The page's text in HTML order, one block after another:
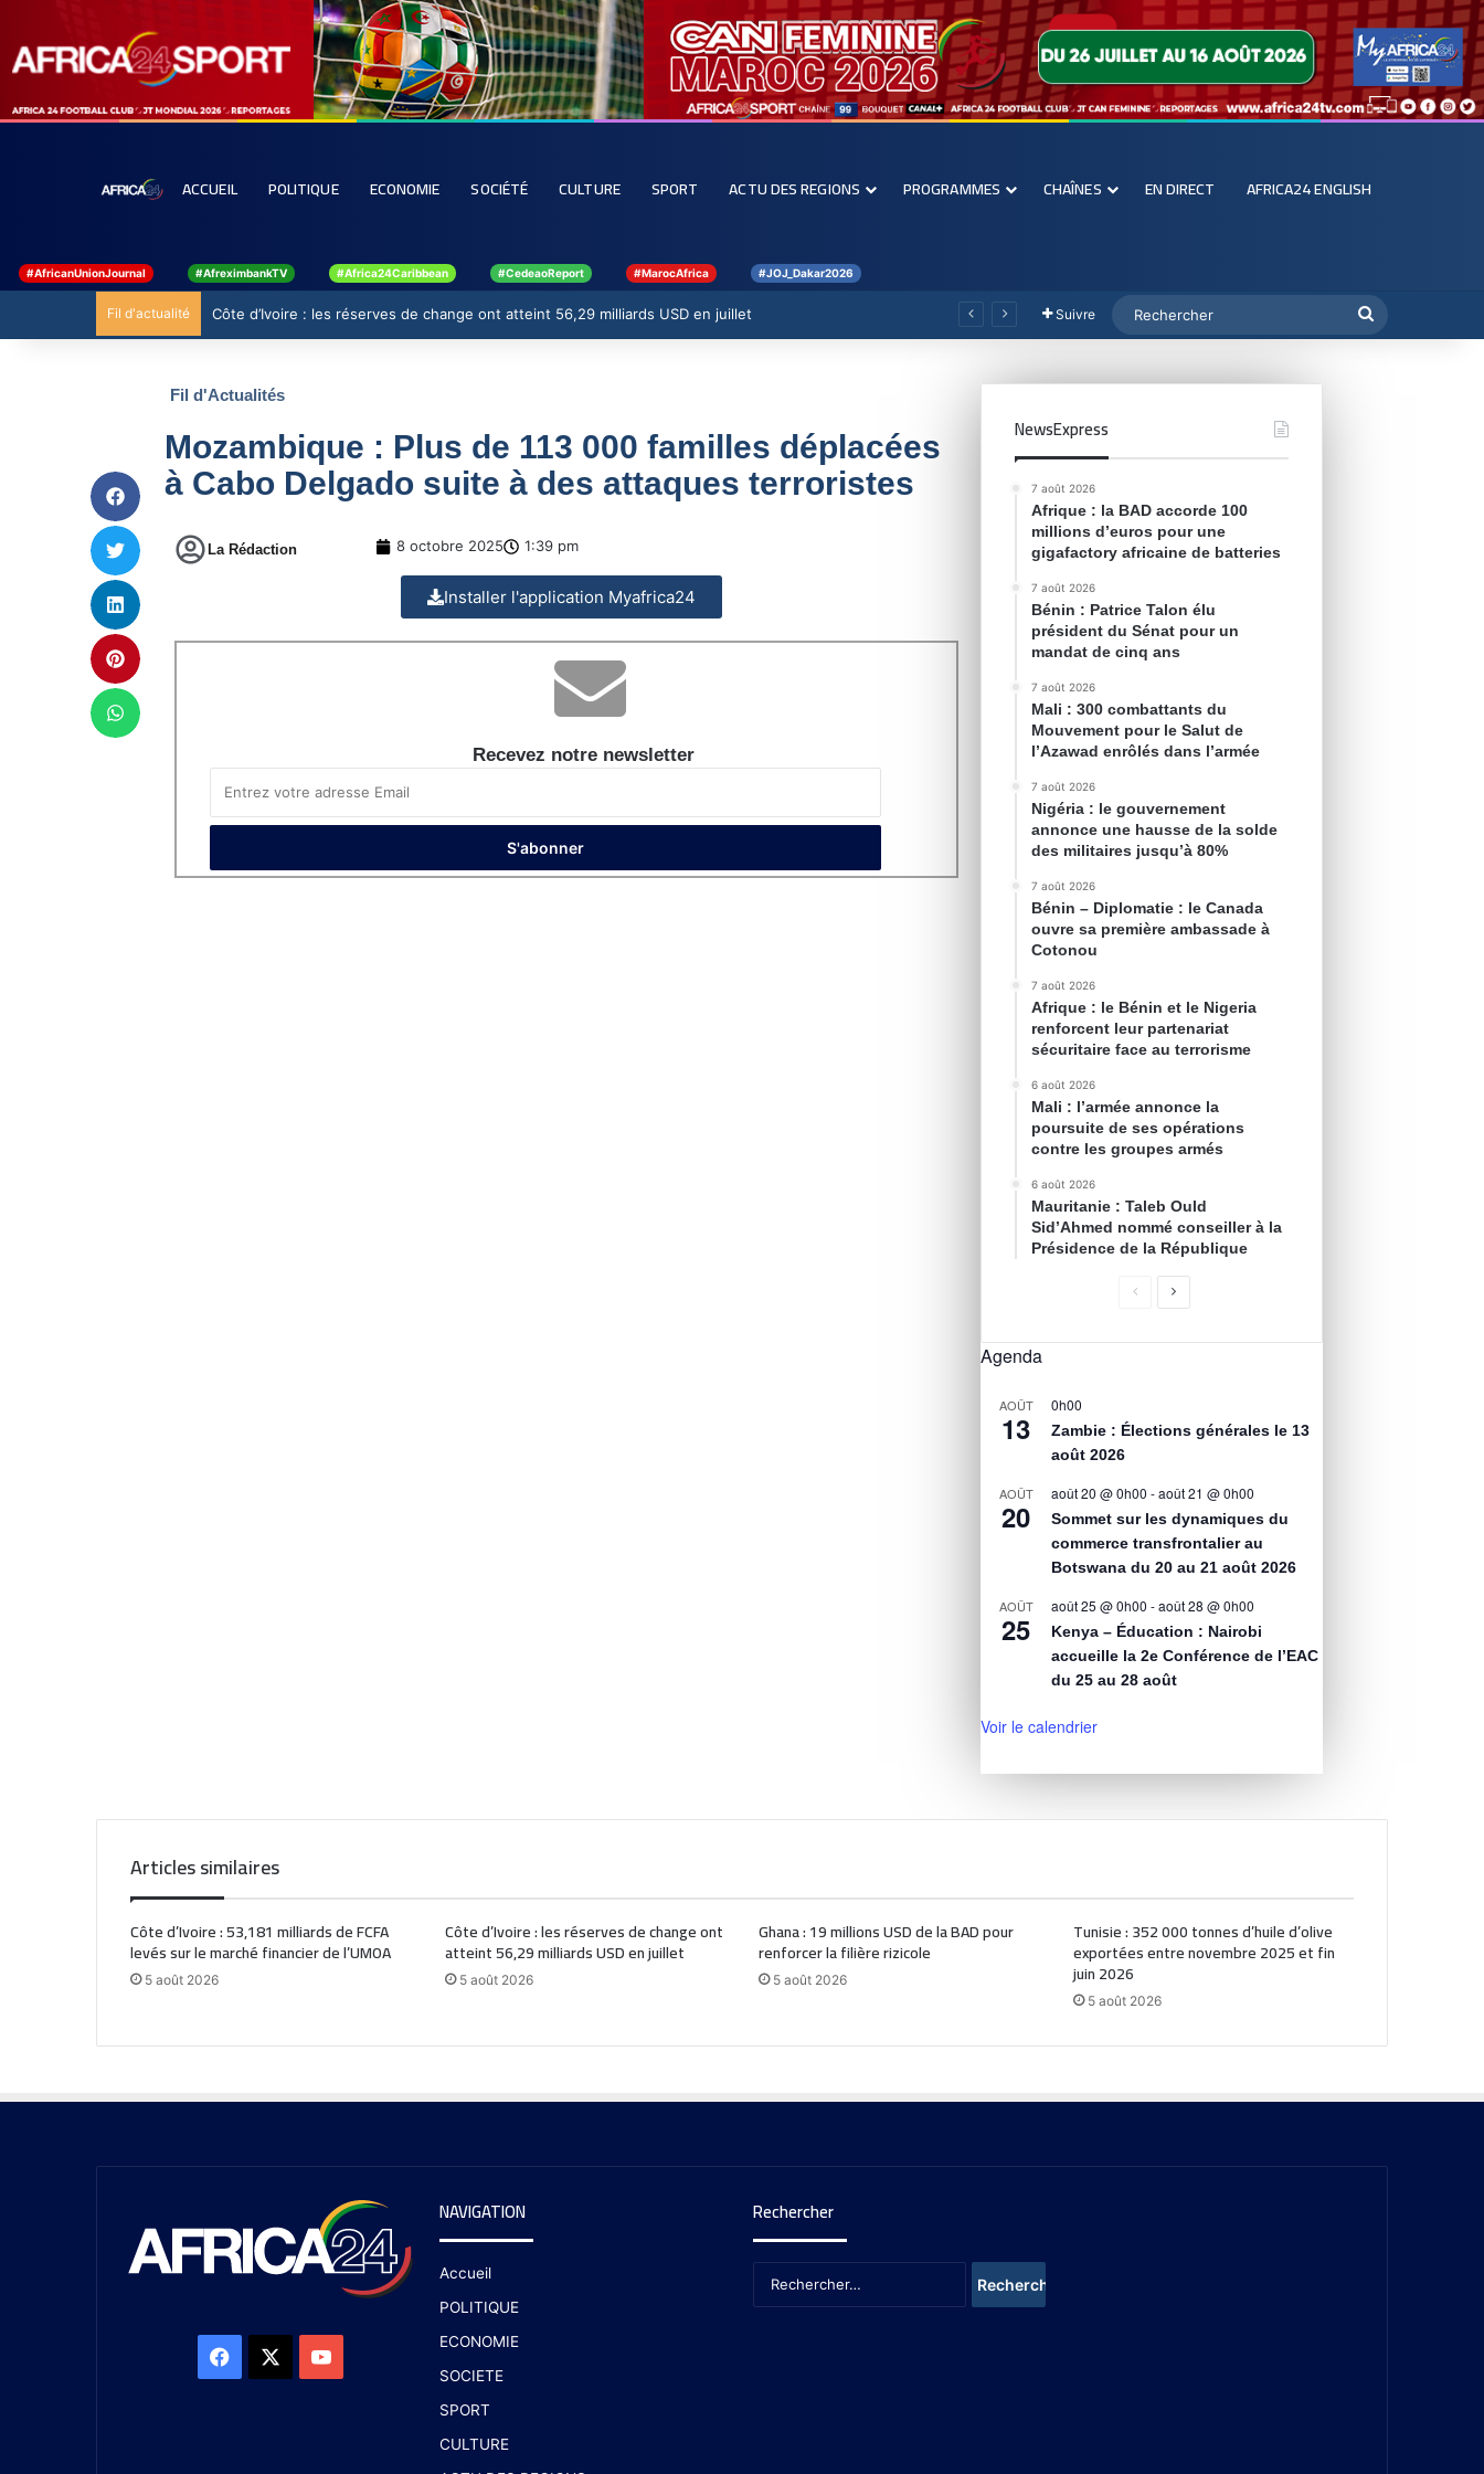
ACCUEIL POLITIQUE ECONOMIE SOCIÉTÉ CULTURE SPORT ACTU DES REGIONS PROGRAMMES CHAÎNES EN DIRECT AFRICA24 ENGLISH
#AfricanUnionJournal #AfreximbankTV #Africa24Caribbean #CedeaoReport #MarocAfrica #JOJ_Dakar2026
Fil d'actualité Côte d’Ivoire : les réserves de change ont atteint 56,29 milliards USD en juillet Suivre
Fil d'Actualités
Mozambique : Plus de 113 000 familles déplacées
à Cabo Delgado suite à des attaques terroristes
La Rédaction 8 octobre 2025 1:39 pm
Installer l'application Myafrica24
Recevez notre newsletter
NewsExpress
7 août 2026
Afrique : la BAD accorde 100
millions d’euros pour une
gigafactory africaine de batteries
7 août 2026
Bénin : Patrice Talon élu
président du Sénat pour un
mandat de cinq ans
7 août 2026
Mali : 300 combattants du
Mouvement pour le Salut de
l’Azawad enrôlés dans l’armée
7 août 2026
Nigéria : le gouvernement
annonce une hausse de la solde
des militaires jusqu’à 80%
7 août 2026
Bénin – Diplomatie : le Canada
ouvre sa première ambassade à
Cotonou
7 août 2026
Afrique : le Bénin et le Nigeria
renforcent leur partenariat
sécuritaire face au terrorisme
6 août 2026
Mali : l’armée annonce la
poursuite de ses opérations
contre les groupes armés
6 août 2026
Mauritanie : Taleb Ould
Sid’Ahmed nommé conseiller à la
Présidence de la République
Agenda
AOÛT
13
0h00
Zambie : Élections générales le 13
août 2026
AOÛT
20
août 20 @ 0h00 -août 21 @ 0h00
Sommet sur les dynamiques du
commerce transfrontalier au
Botswana du 20 au 21 août 2026
AOÛT
25
août 25 @ 0h00 -août 28 @ 0h00
Kenya – Éducation : Nairobi
accueille la 2e Conférence de l’EAC
du 25 au 28 août
Voir le calendrier
Articles similaires
Côte d’Ivoire : 53,181 milliards de FCFA
levés sur le marché financier de l’UMOA
5 août 2026
Côte d’Ivoire : les réserves de change ont
atteint 56,29 milliards USD en juillet
5 août 2026
Ghana : 19 millions USD de la BAD pour
renforcer la filière rizicole
5 août 2026
Tunisie : 352 000 tonnes d’huile d’olive
exportées entre novembre 2025 et fin
juin 2026
5 août 2026
NAVIGATION
Accueil
POLITIQUE
ECONOMIE
SOCIETE
SPORT
CULTURE
Rechercher